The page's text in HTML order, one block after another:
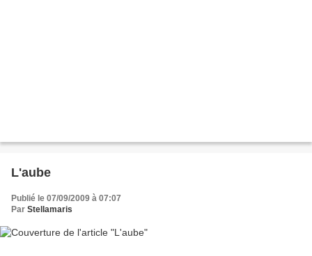
L'aube
Publié le 07/09/2009 à 07:07
Par Stellamaris